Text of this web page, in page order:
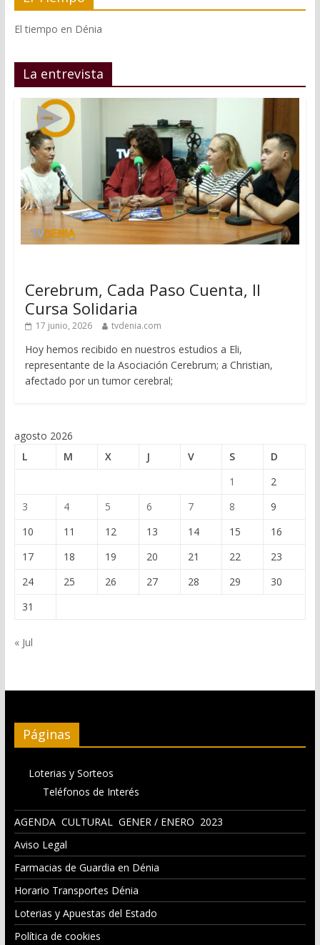
El tiempo en Dénia
La entrevista
Cerebrum, Cada Paso Cuenta, II
Cursa Solidaria
17 junio, 2026 tvdenia.com
Hoy hemos recibido en nuestros estudios a Eli,
representante de la Asociación Cerebrum; a Christian,
afectado por un tumor cerebral;
agosto 2026
L
M X J V S
D
1
2
3
4 5 6 7 8
9
10
11 12 13 14 15
16
17
18 19 20 21 22
23
24
25 26 27 28 29
30
31
« Jul
Páginas
Loterias y Sorteos
Teléfonos de Interés
AGENDA CULTURAL GENER / ENERO 2023
Aviso Legal
Farmacias de Guardia en Dénia
Horario Transportes Dénia
Loterias y Apuestas del Estado
Política de cookies